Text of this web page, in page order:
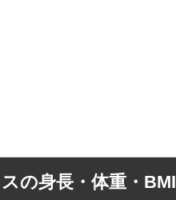
の身長・体重・BMI